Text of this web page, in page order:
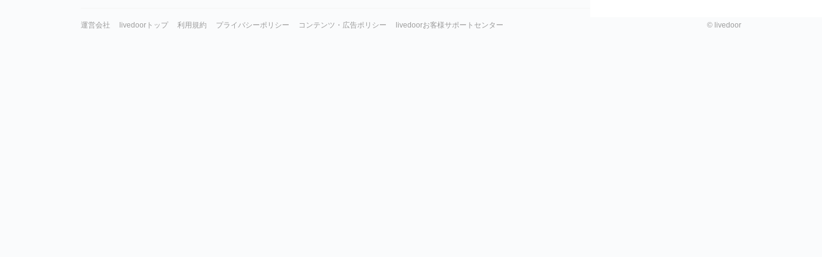
運営会社 livedoorトップ 利用規約 プライバシーポリシー コンテンツ・広告ポリシー livedoorお客様サポートセンター © livedoor